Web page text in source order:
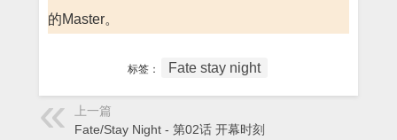
的Master。
标签： Fate stay night
上一篇
Fate/Stay Night - 第02话 开幕时刻